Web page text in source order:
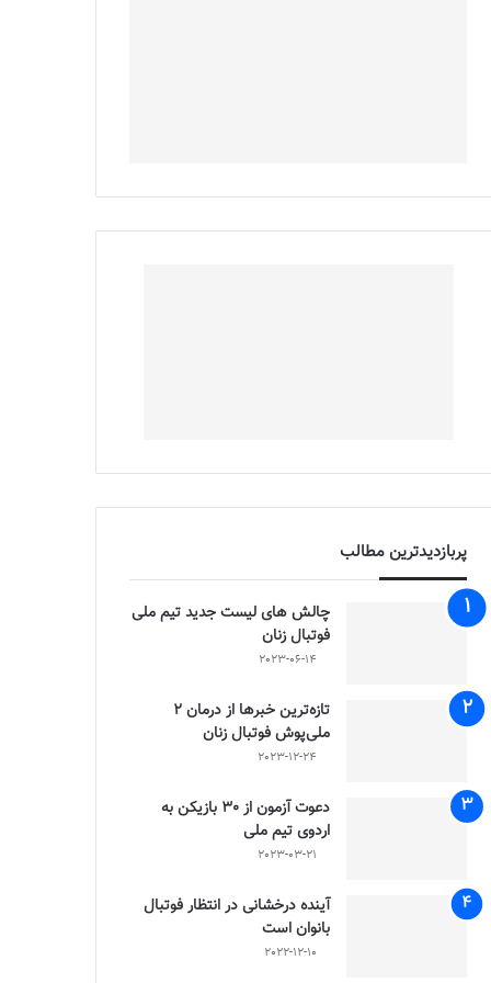
پربازدیدترین مطالب
چالش هاى ليست جدید تيم ملى
فوتبال زنان
2023-06-14
تازه‌ترین خبرها از درمان ۲
ملی‌پوش فوتبال زنان
2023-12-24
دعوت آزمون از 30 بازیکن به
اردوی تیم ملی
2023-03-21
آینده درخشانی در انتظار فوتبال
بانوان است
2022-12-10